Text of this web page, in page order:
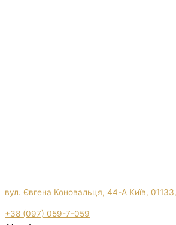
вул. Євгена Коновальця, 44-А Київ, 01133,
+38 (097) 059-7-059